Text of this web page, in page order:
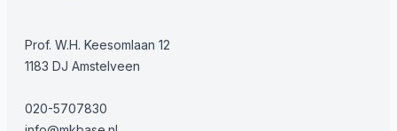
Prof. W.H. Keesomlaan 12
1183 DJ Amstelveen
020-5707830